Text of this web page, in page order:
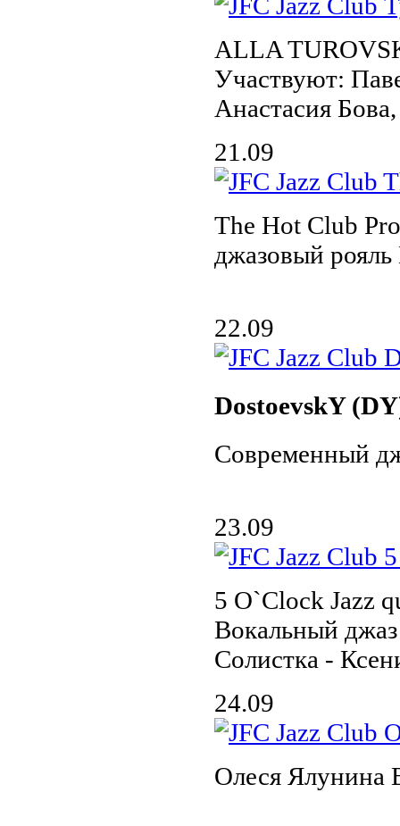
ALLA
Участвуют:
Анастасия
21.09
The Hot Club
джазовый
22.09
DostoevskY
Современный
23.09
5 O`Clock Jazz
Вокальный джаз
Солистка -
24.09
Олеся Ялунина